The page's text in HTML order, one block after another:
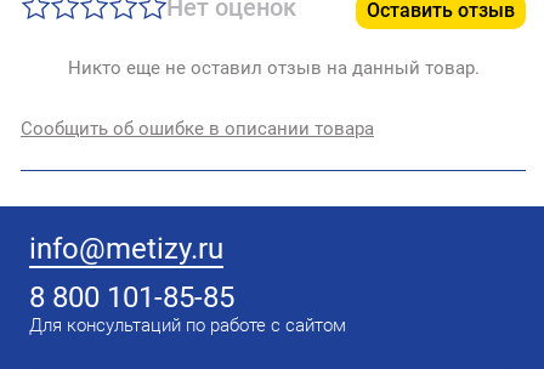
Нет оценок Оставить отзыв
Никто еще не оставил отзыв на данный товар.
Сообщить об ошибке в описании товара
info@metizy.ru
8 800 101-85-85
Для консультаций по работе с сайтом